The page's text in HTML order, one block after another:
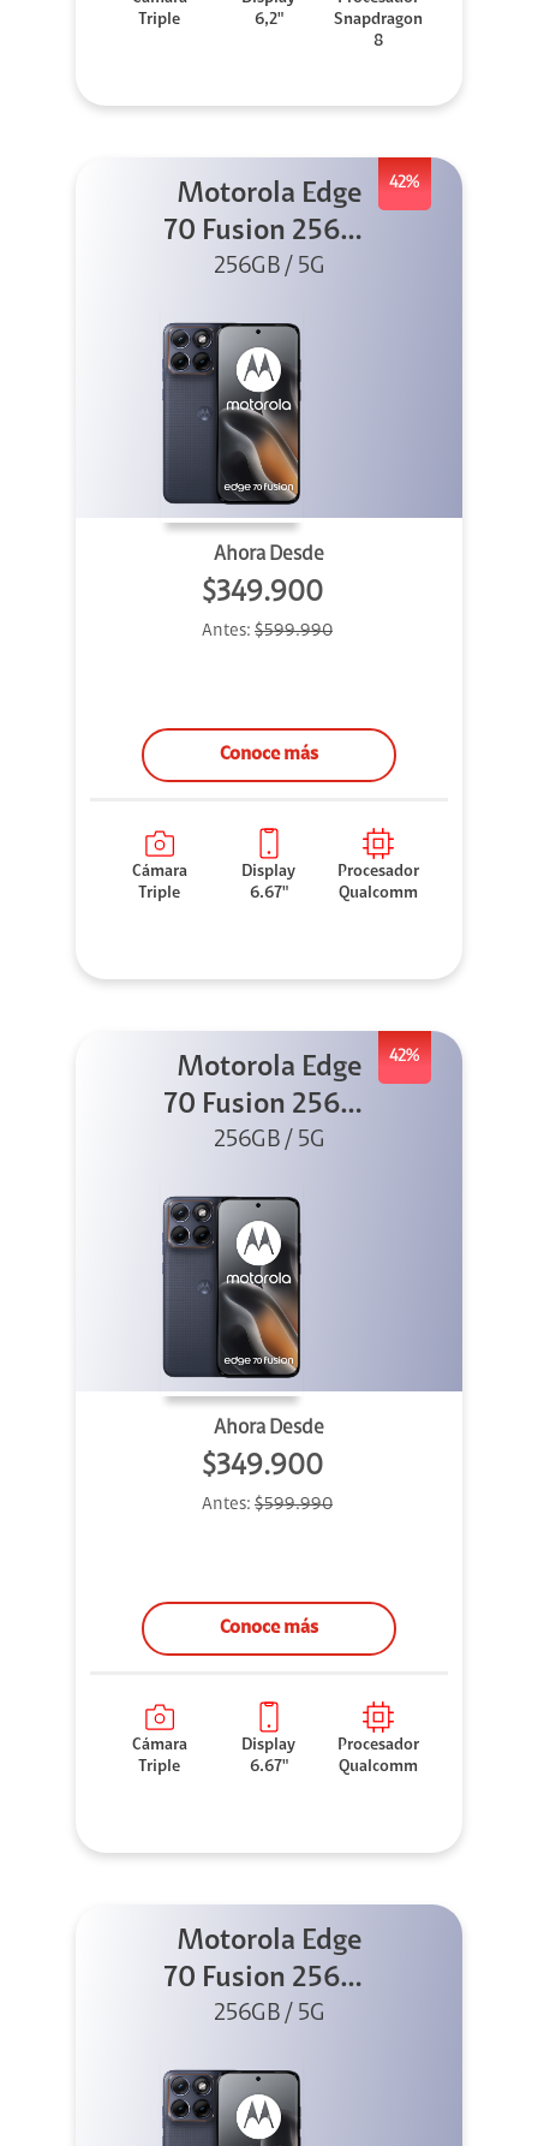
Triple
6,2"
Snapdragon
8
42%
Motorola Edge
70 Fusion 256GB
Azul
256GB / 5G
Ahora Desde
$349.900
Antes: $599.990
Conoce más
Cámara
Triple
Display
6.67"
Procesador
Qualcomm
42%
Motorola Edge
70 Fusion 256GB
Azul
256GB / 5G
Ahora Desde
$349.900
Antes: $599.990
Conoce más
Cámara
Triple
Display
6.67"
Procesador
Qualcomm
Motorola Edge
70 Fusion 256GB
Azul
256GB / 5G